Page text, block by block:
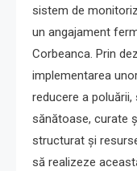
sistem de
un angajament
Corbeanca. Prin
implementarea
reducere a
sănătoase, curate
structurat și
să realizeze